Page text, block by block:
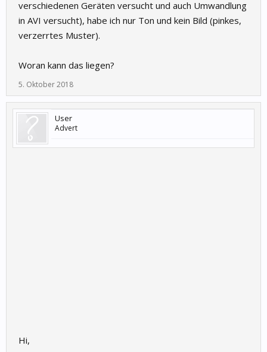
verschiedenen Geräten versucht und auch Umwandlung
in AVI versucht), habe ich nur Ton und kein Bild (pinkes,
verzerrtes Muster).
Woran kann das liegen?
5. Oktober 2018
User
Advert
Hi,